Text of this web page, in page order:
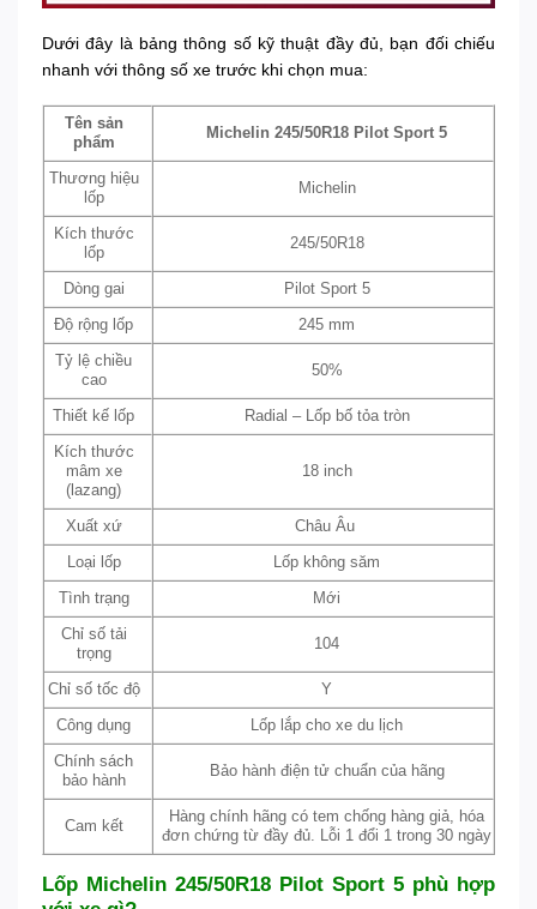
Dưới đây là bảng thông số kỹ thuật đầy đủ, bạn đối chiếu
nhanh với thông số xe trước khi chọn mua:
Tên sản
phẩm
Michelin 245/50R18 Pilot Sport 5
Thương hiệu
lốp
Michelin
Kích thước
lốp
245/50R18
Dòng gai Pilot Sport 5
Độ rộng lốp 245 mm
Tỷ lệ chiều
cao
50%
Thiết kế lốp Radial – Lốp bố tỏa tròn
Kích thước
mâm xe
(lazang)
18 inch
Xuất xứ Châu Âu
Loại lốp Lốp không săm
Tình trạng Mới
Chỉ số tải
trọng
104
Chỉ số tốc độ Y
Công dụng Lốp lắp cho xe du lịch
Chính sách
bảo hành
Bảo hành điện tử chuẩn của hãng
Cam kết
Hàng chính hãng có tem chống hàng giả, hóa
đơn chứng từ đầy đủ. Lỗi 1 đổi 1 trong 30 ngày
Lốp Michelin 245/50R18 Pilot Sport 5 phù hợp